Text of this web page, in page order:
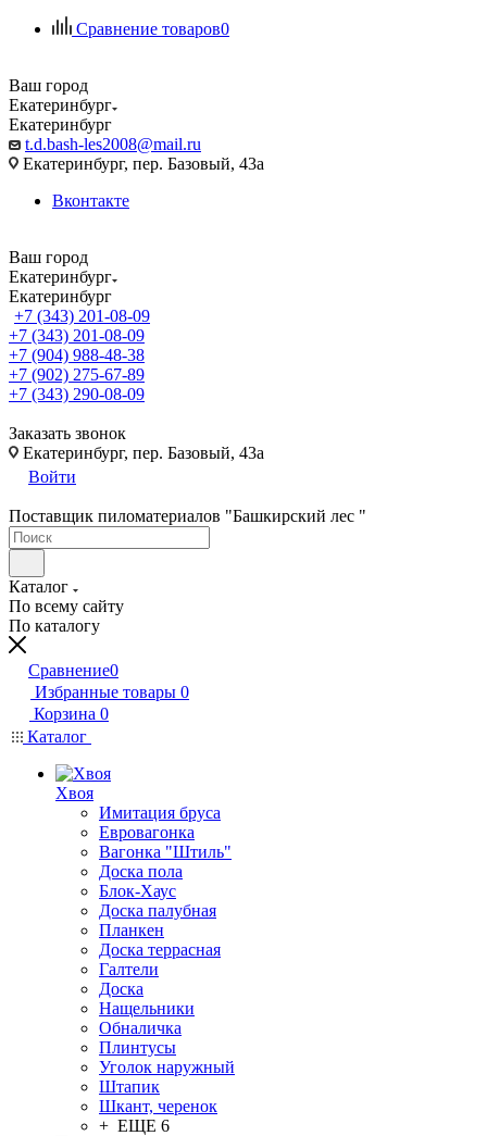
Сравнение товаров0
Ваш город
Екатеринбург
Екатеринбург
t.d.bash-les2008@mail.ru
Екатеринбург, пер. Базовый, 43а
Вконтакте
Ваш город
Екатеринбург
Екатеринбург
+7 (343) 201-08-09
+7 (343) 201-08-09
+7 (904) 988-48-38
+7 (902) 275-67-89
+7 (343) 290-08-09
Заказать звонок
Екатеринбург, пер. Базовый, 43а
Войти
Поставщик пиломатериалов "Башкирский лес "
Каталог
По всему сайту
По каталогу
Сравнение0
Избранные товары 0
Корзина 0
Каталог
Хвоя
Имитация бруса
Евровагонка
Вагонка "Штиль"
Доска пола
Блок-Хаус
Доска палубная
Планкен
Доска террасная
Галтели
Доска
Нащельники
Обналичка
Плинтусы
Уголок наружный
Штапик
Шкант, черенок
+ ЕЩЕ 6